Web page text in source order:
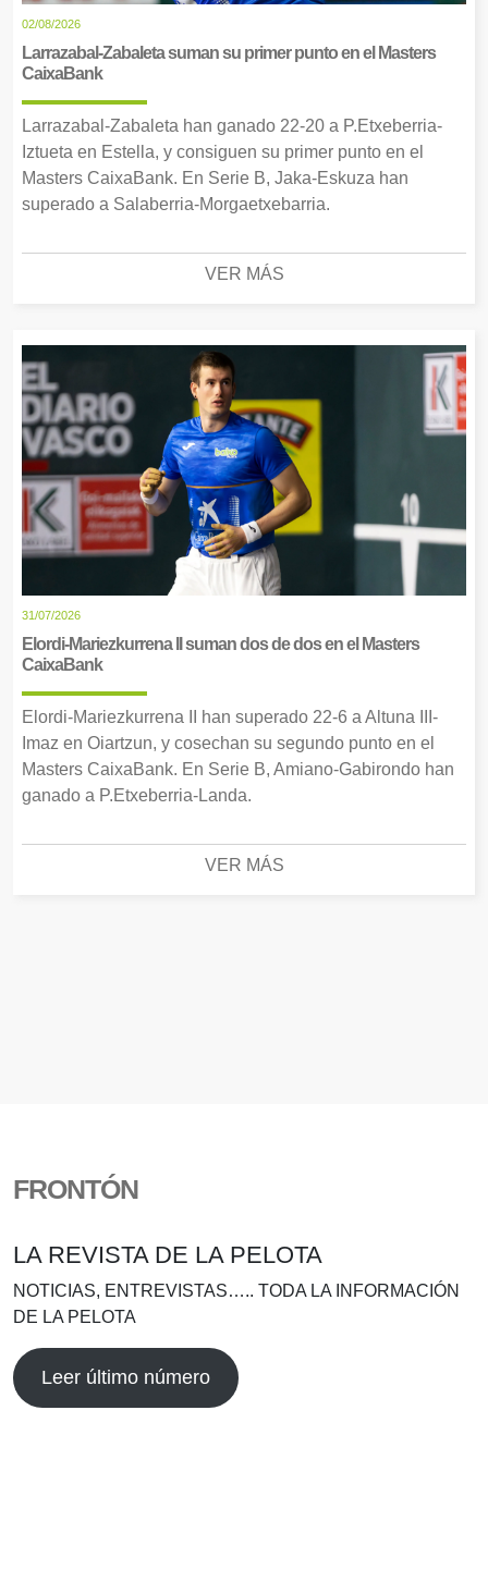
02/08/2026
Larrazabal-Zabaleta suman su primer punto en el Masters
CaixaBank
Larrazabal-Zabaleta han ganado 22-20 a P.Etxeberria-
Iztueta en Estella, y consiguen su primer punto en el
Masters CaixaBank. En Serie B, Jaka-Eskuza han
superado a Salaberria-Morgaetxebarria.
VER MÁS
31/07/2026
Elordi-Mariezkurrena II suman dos de dos en el Masters
CaixaBank
Elordi-Mariezkurrena II han superado 22-6 a Altuna III-
Imaz en Oiartzun, y cosechan su segundo punto en el
Masters CaixaBank. En Serie B, Amiano-Gabirondo han
ganado a P.Etxeberria-Landa.
VER MÁS
FRONTÓN
LA REVISTA DE LA PELOTA
NOTICIAS, ENTREVISTAS….. TODA LA INFORMACIÓN
DE LA PELOTA
Leer último número